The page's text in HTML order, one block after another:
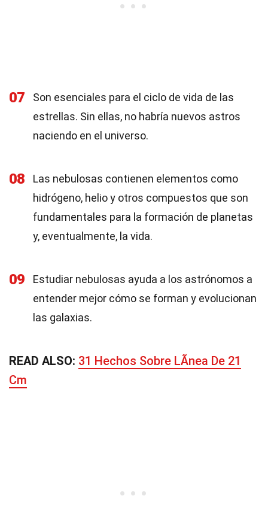
07
Son esenciales para el ciclo de vida de las
estrellas. Sin ellas, no habría nuevos astros
naciendo en el universo.
08
Las nebulosas contienen elementos como
hidrógeno, helio y otros compuestos que son
fundamentales para la formación de planetas
y, eventualmente, la vida.
09
Estudiar nebulosas ayuda a los astrónomos a
entender mejor cómo se forman y evolucionan
las galaxias.
READ ALSO: 31 Hechos Sobre LÃ­nea De 21
Cm